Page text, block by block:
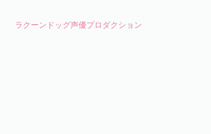
ラクーンドッグ声優プロダクション